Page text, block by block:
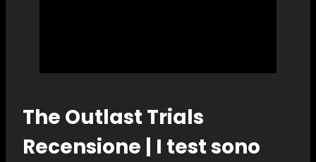
The Outlast Trials
Recensione | I test sono